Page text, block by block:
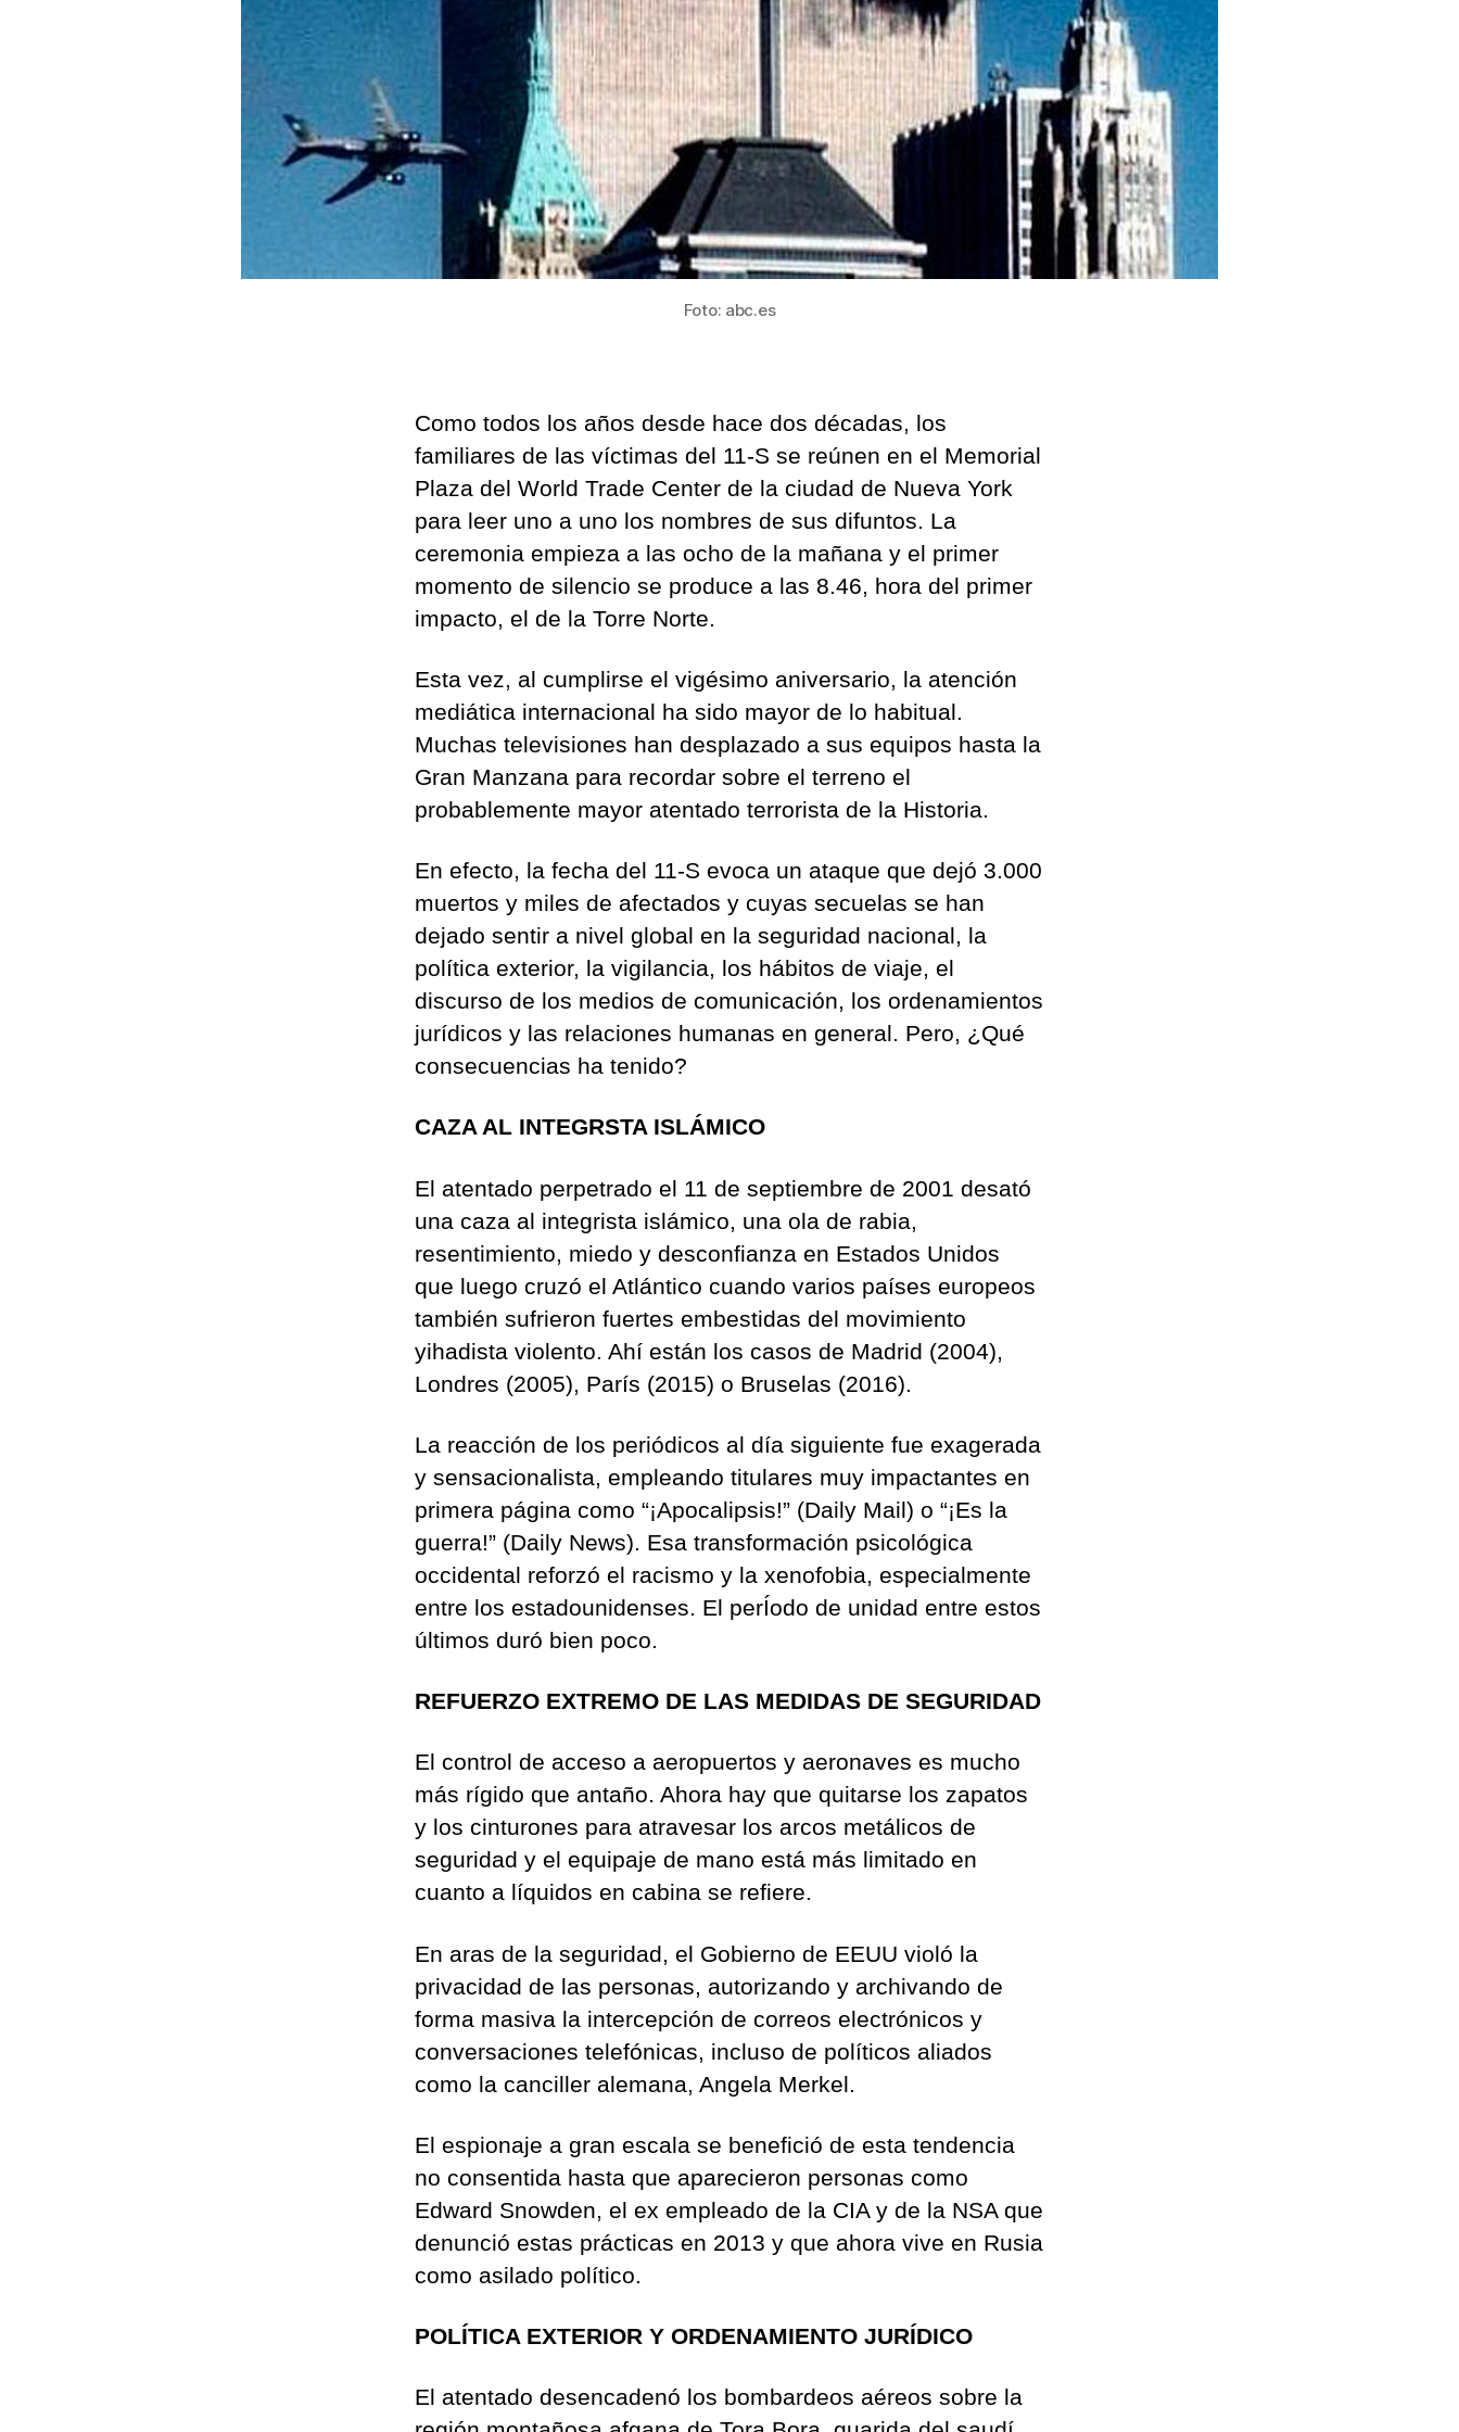
Foto: abc.es
Como todos los años desde hace dos décadas, los
familiares de las víctimas del 11-S se reúnen en el Memorial
Plaza del World Trade Center de la ciudad de Nueva York
para leer uno a uno los nombres de sus difuntos. La
ceremonia empieza a las ocho de la mañana y el primer
momento de silencio se produce a las 8.46, hora del primer
impacto, el de la Torre Norte.
Esta vez, al cumplirse el vigésimo aniversario, la atención
mediática internacional ha sido mayor de lo habitual.
Muchas televisiones han desplazado a sus equipos hasta la
Gran Manzana para recordar sobre el terreno el
probablemente mayor atentado terrorista de la Historia.
En efecto, la fecha del 11-S evoca un ataque que dejó 3.000
muertos y miles de afectados y cuyas secuelas se han
dejado sentir a nivel global en la seguridad nacional, la
política exterior, la vigilancia, los hábitos de viaje, el
discurso de los medios de comunicación, los ordenamientos
jurídicos y las relaciones humanas en general. Pero, ¿Qué
consecuencias ha tenido?
CAZA AL INTEGRSTA ISLÁMICO
El atentado perpetrado el 11 de septiembre de 2001 desató
una caza al integrista islámico, una ola de rabia,
resentimiento, miedo y desconfianza en Estados Unidos
que luego cruzó el Atlántico cuando varios países europeos
también sufrieron fuertes embestidas del movimiento
yihadista violento. Ahí están los casos de Madrid (2004),
Londres (2005), París (2015) o Bruselas (2016).
La reacción de los periódicos al día siguiente fue exagerada
y sensacionalista, empleando titulares muy impactantes en
primera página como “¡Apocalipsis!” (Daily Mail) o “¡Es la
guerra!” (Daily News). Esa transformación psicológica
occidental reforzó el racismo y la xenofobia, especialmente
entre los estadounidenses. El perÍodo de unidad entre estos
últimos duró bien poco.
REFUERZO EXTREMO DE LAS MEDIDAS DE SEGURIDAD
El control de acceso a aeropuertos y aeronaves es mucho
más rígido que antaño. Ahora hay que quitarse los zapatos
y los cinturones para atravesar los arcos metálicos de
seguridad y el equipaje de mano está más limitado en
cuanto a líquidos en cabina se refiere.
En aras de la seguridad, el Gobierno de EEUU violó la
privacidad de las personas, autorizando y archivando de
forma masiva la intercepción de correos electrónicos y
conversaciones telefónicas, incluso de políticos aliados
como la canciller alemana, Angela Merkel.
El espionaje a gran escala se benefició de esta tendencia
no consentida hasta que aparecieron personas como
Edward Snowden, el ex empleado de la CIA y de la NSA que
denunció estas prácticas en 2013 y que ahora vive en Rusia
como asilado político.
POLÍTICA EXTERIOR Y ORDENAMIENTO JURÍDICO
El atentado desencadenó los bombardeos aéreos sobre la